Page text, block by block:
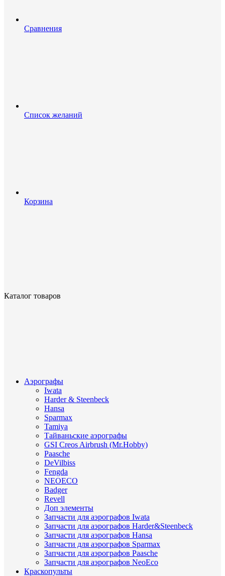
Сравнения
Список желаний
Корзина
Каталог товаров
Аэрографы
Iwata
Harder & Steenbeck
Hansa
Sparmax
Tamiya
Тайваньские аэрографы
GSI Creos Airbrush (Mr.Hobby)
Paasche
DeVilbiss
Fengda
NEOECO
Badger
Revell
Доп элементы
Запчасти для аэрографов Iwata
Запчасти для аэрографов Harder&Steenbeck
Запчасти для аэрографов Hansa
Запчасти для аэрографов Sparmax
Запчасти для аэрографов Paasche
Запчасти для аэрографов NeoEco
Краскопульты